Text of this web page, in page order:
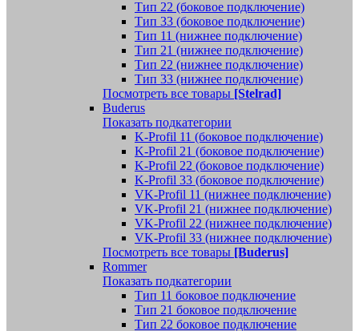
Тип 22 (боковое подключение)
Тип 33 (боковое подключение)
Тип 11 (нижнее подключение)
Тип 21 (нижнее подключение)
Тип 22 (нижнее подключение)
Тип 33 (нижнее подключение)
Посмотреть все товары [Stelrad]
Buderus
Показать подкатегории
K-Profil 11 (боковое подключение)
K-Profil 21 (боковое подключение)
K-Profil 22 (боковое подключение)
K-Profil 33 (боковое подключение)
VK-Profil 11 (нижнее подключение)
VK-Profil 21 (нижнее подключение)
VK-Profil 22 (нижнее подключение)
VK-Profil 33 (нижнее подключение)
Посмотреть все товары [Buderus]
Rommer
Показать подкатегории
Тип 11 боковое подключение
Тип 21 боковое подключение
Тип 22 боковое подключение